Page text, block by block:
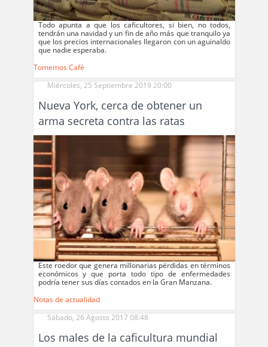
Todo apunta a que los caficultores, si bien, no todos,
tendrán una navidad y un fin de año más que tranquilo ya
que los precios internacionales llegaron con un aguinaldo
que nadie esperaba.
Tomemos Café
Miércoles, 25 Septiembre 2019 20:00
Nueva York, cerca de obtener un
arma secreta contra las ratas
Este roedor que genera millonarias pérdidas en términos
económicos y que porta todo tipo de enfermedades
podría tener sus días contados en la Gran Manzana.
Notas de actualidad
Sábado, 26 Agosto 2017 08:48
Los males de la caficultura mundial